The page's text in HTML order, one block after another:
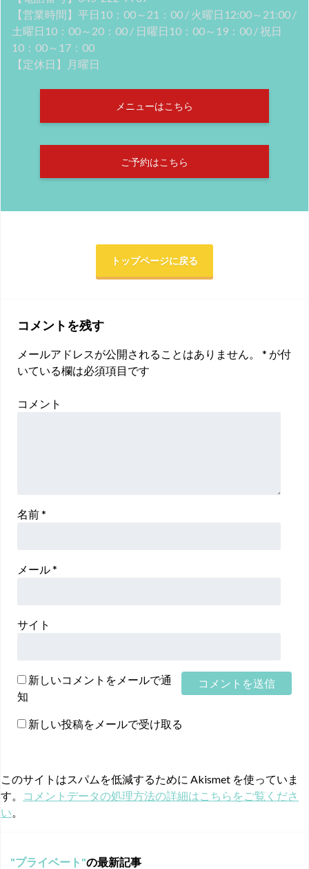
【営業時間】平日10：00～21：00 / 火曜日12:00～21:00 /
土曜日10：00～20：00 / 日曜日10：00～19：00 / 祝日
10：00～17：00
【定休日】月曜日
メニューはこちら
ご予約はこちら
トップページに戻る
コメントを残す
メールアドレスが公開されることはありません。 * が付
いている欄は必須項目です
コメント
名前*
メール*
サイト
新しいコメントをメールで通
知
新しい投稿をメールで受け取る
このサイトはスパムを低減するために Akismet を使っていま
す。
コメントデータの処理方法の詳細はこちらをご覧くださ
い。
プライベート の最新記事